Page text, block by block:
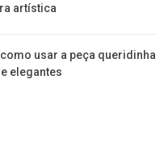
artística
usar a peça queridinha
elegantes